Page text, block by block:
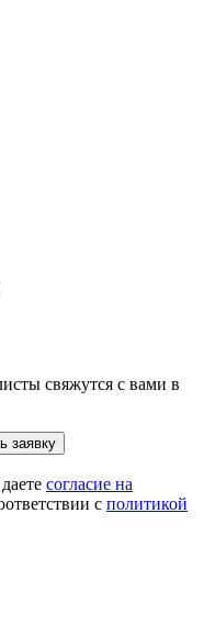
свяжутся с вами в
заявку
согласие на
с политикой